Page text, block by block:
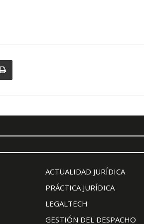
ACTUALIDAD JURÍDICA
PRÁCTICA JURÍDICA
LEGALTECH
GESTIÓN DEL DESPACHO